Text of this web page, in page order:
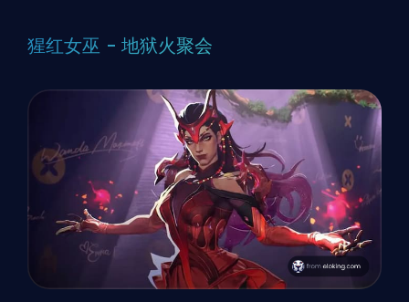
猩红女巫 - 地狱火聚会